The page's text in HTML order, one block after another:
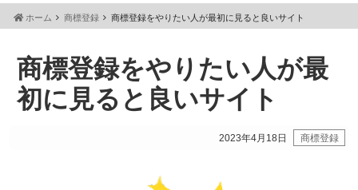
ホーム 商標登録 商標登録をやりたい人が最初に見ると良いサイト
商標登録をやりたい人が最
初に見ると良いサイト
2023年4月18日 商標登録